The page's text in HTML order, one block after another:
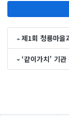
제1회 청룡마을
‘같이가치’ 기